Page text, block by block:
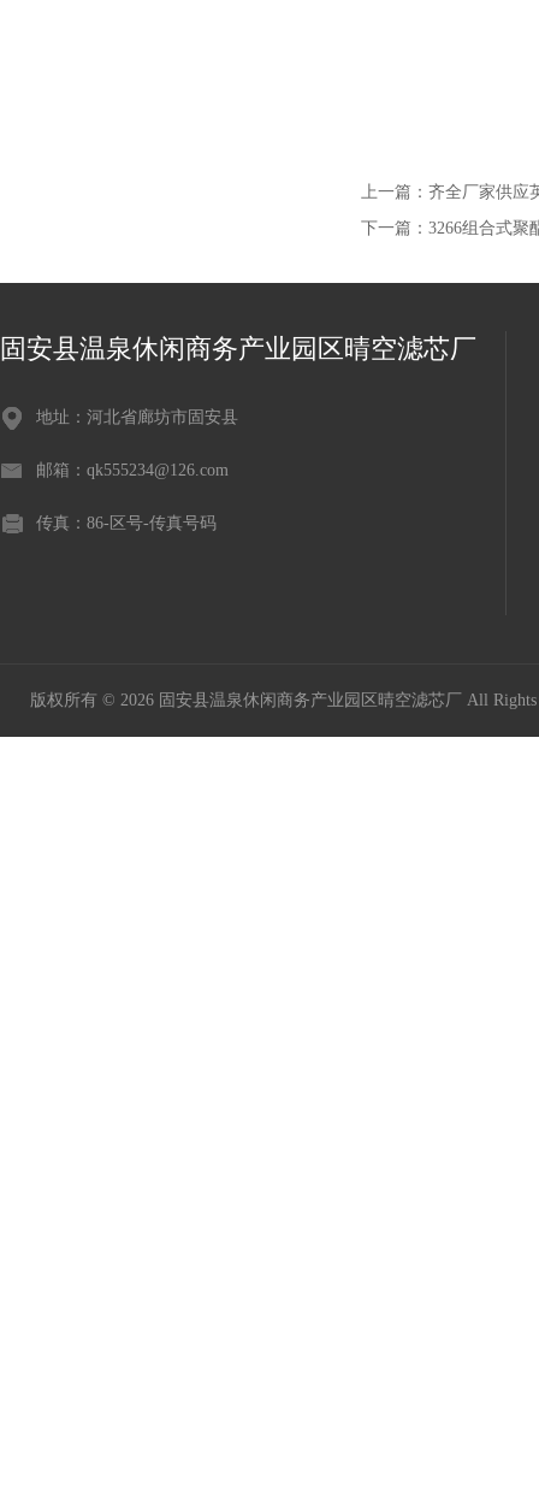
上一篇： 齐全厂家供应
下一篇： 3266组合式聚
固安县温泉休闲商务产业园区晴空滤芯厂
地址：河北省廊坊市固安县
邮箱：qk555234@126.com
传真：86-区号-传真号码
版权所有 © 2026 固安县温泉休闲商务产业园区晴空滤芯厂 All